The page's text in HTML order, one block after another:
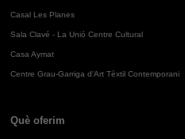
Casal Les Planes
Sala Clavé - La Unió Centre Cultural
Casa Aymat
Centre Grau-Garriga d'Art Tèxtil Contemporani
Què oferim